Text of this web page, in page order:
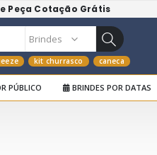
Peça Cotação Grátis
kit churrasco caneca
PÚBLICO BRINDES POR DATAS